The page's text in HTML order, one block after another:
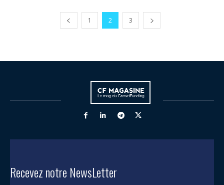
1 2 3
Recevez notre NewsLetter